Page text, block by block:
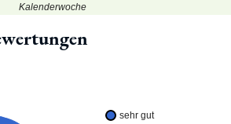
Kalenderwoche
sehr gut